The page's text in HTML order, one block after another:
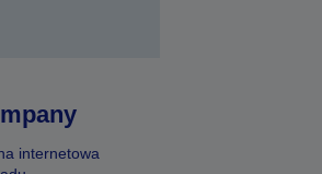
internetowa